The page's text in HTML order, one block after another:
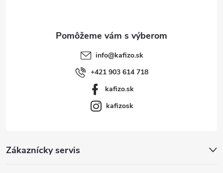
Zákaznícky servis
info@kafizo.sk
+421 903 614 718
kafizo.sk
kafizosk